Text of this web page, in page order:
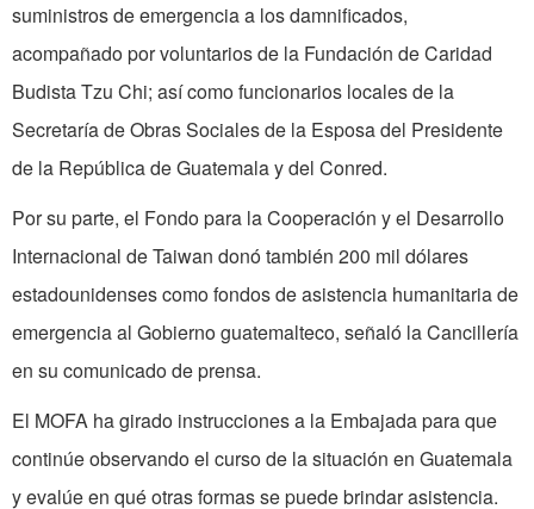
suministros de emergencia a los damnificados,
acompañado por voluntarios de la Fundación de Caridad
Budista Tzu Chi; así como funcionarios locales de la
Secretaría de Obras Sociales de la Esposa del Presidente
de la República de Guatemala y del Conred.
Por su parte, el Fondo para la Cooperación y el Desarrollo
Internacional de Taiwan donó también 200 mil dólares
estadounidenses como fondos de asistencia humanitaria de
emergencia al Gobierno guatemalteco, señaló la Cancillería
en su comunicado de prensa.
El MOFA ha girado instrucciones a la Embajada para que
continúe observando el curso de la situación en Guatemala
y evalúe en qué otras formas se puede brindar asistencia.